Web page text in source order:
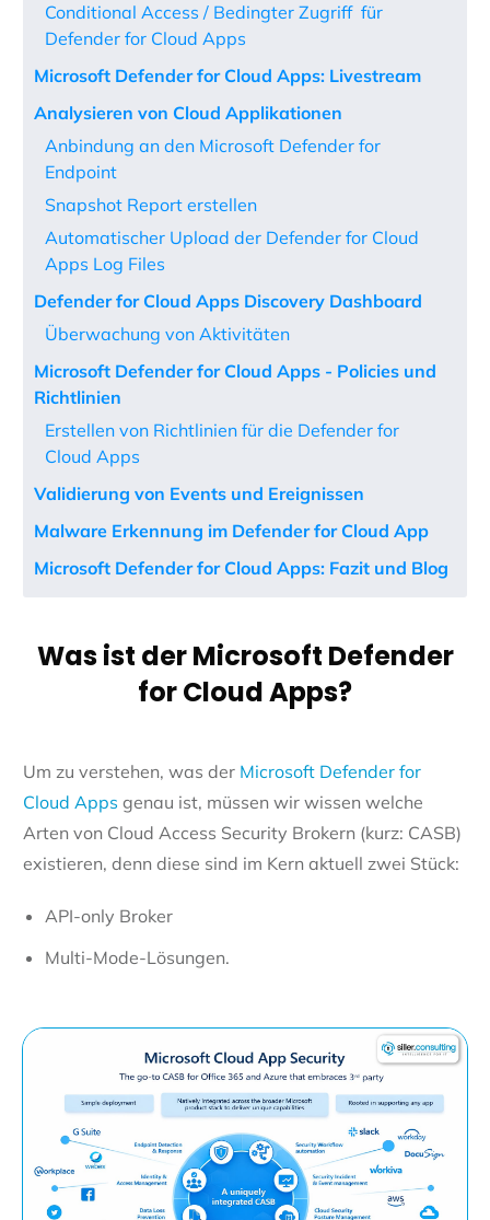
Conditional Access / Bedingter Zugriff für
Defender for Cloud Apps
Microsoft Defender for Cloud Apps: Livestream
Analysieren von Cloud Applikationen
Anbindung an den Microsoft Defender for
Endpoint
Snapshot Report erstellen
Automatischer Upload der Defender for Cloud
Apps Log Files
Defender for Cloud Apps Discovery Dashboard
Überwachung von Aktivitäten
Microsoft Defender for Cloud Apps - Policies und
Richtlinien
Erstellen von Richtlinien für die Defender for
Cloud Apps
Validierung von Events und Ereignissen
Malware Erkennung im Defender for Cloud App
Microsoft Defender for Cloud Apps: Fazit und Blog
Was ist der Microsoft Defender
for Cloud Apps?
Um zu verstehen, was der Microsoft Defender for
Cloud Apps genau ist, müssen wir wissen welche
Arten von Cloud Access Security Brokern (kurz: CASB)
existieren, denn diese sind im Kern aktuell zwei Stück:
API-only Broker
Multi-Mode-Lösungen.